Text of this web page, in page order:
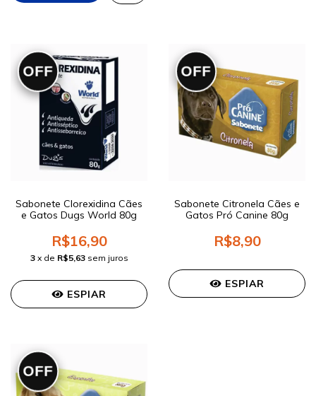
OFF
Sabonete Clorexidina Cães
e Gatos Dugs World 80g
R$16,90
3 x de R$5,63 sem juros
ESPIAR
OFF
Sabonete Citronela Cães e
Gatos Pró Canine 80g
R$8,90
ESPIAR
OFF